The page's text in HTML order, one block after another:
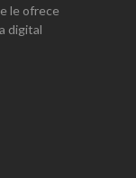
le ofrece
digital